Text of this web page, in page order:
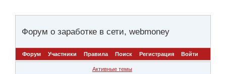
Форум о заработке в сети, webmoney
Форум Участники Правила Поиск Регистрация Войти
Активные темы